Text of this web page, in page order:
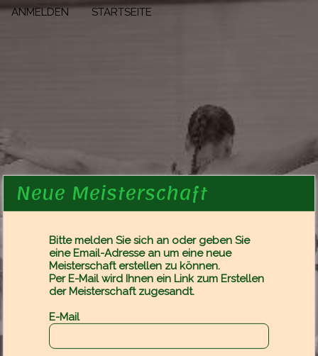
ANMELDEN STARTSEITE
Neue Meisterschaft
Bittemelden Sie sich an oder geben Sie
eine Email-Adresse an um eine neue
Meisterschaft erstellen zu können.
Per E-Mail wird Ihnen ein Link zum Erstellen
der Meisterschaft zugesandt.
E-Mail